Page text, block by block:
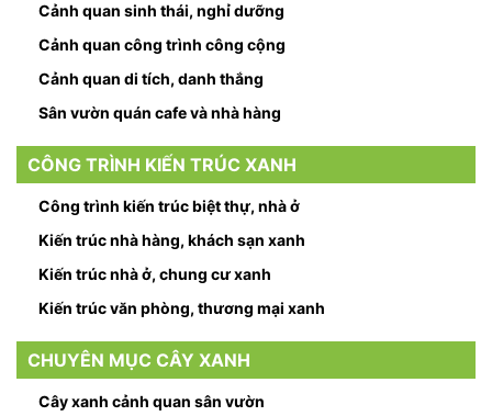
Cảnh quan sinh thái, nghỉ dưỡng
Cảnh quan công trình công cộng
Cảnh quan di tích, danh thắng
Sân vườn quán cafe và nhà hàng
CÔNG TRÌNH KIẾN TRÚC XANH
Công trình kiến trúc biệt thự, nhà ở
Kiến trúc nhà hàng, khách sạn xanh
Kiến trúc nhà ở, chung cư xanh
Kiến trúc văn phòng, thương mại xanh
CHUYÊN MỤC CÂY XANH
Cây xanh cảnh quan sân vườn